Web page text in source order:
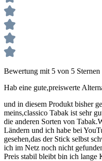
Bewertung mit 5 von 5 Sternen
Hab eine gute,preiswerte
und in diesem Produkt bisher
meins,classico Tabak ist sehr
die anderen Sorten von
Ländern und ich habe bei
gesehen,das der Stick selbst
ich im Netz noch nicht
Preis stabil bleibt bin ich lange